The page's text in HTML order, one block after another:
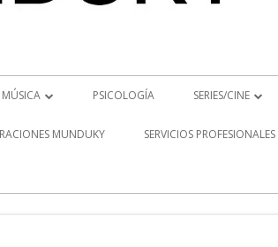
MÚSICA
NOTICIAS MUSICALES
PSICOLOGÍA SERIES/CINE
SERIES
MUNDUKY SERVICIOS PROFESIONALES